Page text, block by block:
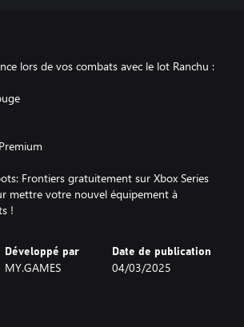
lors de vos combats avec le lot Ranchu :
Frontiers gratuitement sur Xbox Series
mettre votre nouvel équipement à
Développé par
MY.GAMES
Date de publication
04/03/2025